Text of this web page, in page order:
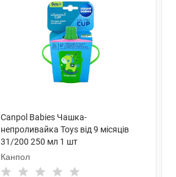
Canpol Babies Чашка-
непроливайка Toys від 9 місяців
31/200 250 мл 1 шт
Канпол